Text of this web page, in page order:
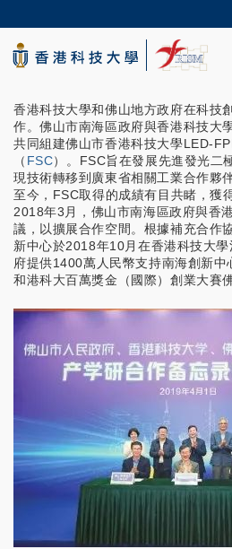
to
main
content
生活@科大
香港科技大學和佛山地方政府在科技
作。佛山市南海區政府與香港科技大
共同組建佛山市香港科技大學LED-
（ FSC）。FSC旨在發展先進發光二
現技術轉移到廣東省相關工業合作夥
至今，FSC取得的成績有目共睹，獲
2018年3月，佛山市南海區政府與香
議，以擴展合作空間。根據補充合作
新中心於2018年10月在香港科技大
府提供1400萬人民幣支持南海創新中
和港科大百萬獎金（國際）創業大賽